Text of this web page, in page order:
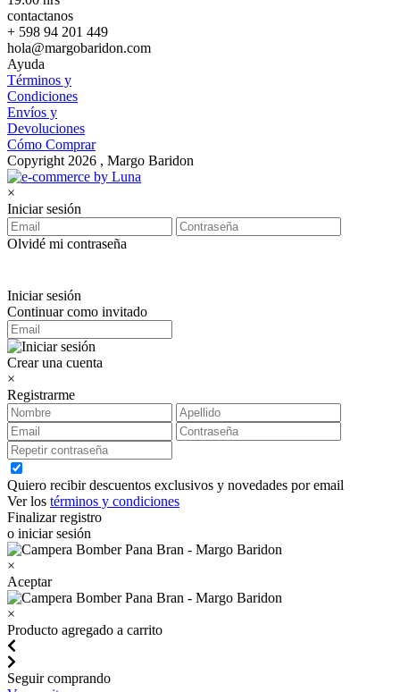
contactanos
+ 598 94 201 449
hola@margobaridon.com
Ayuda
Términos y
Condiciones
Envíos y
Devoluciones
Cómo Comprar
Copyright 2026 , Margo Baridon
×
Iniciar sesión
Olvidé mi contraseña
Iniciar sesión
Continuar como invitado
Crear una cuenta
×
Registrarme
Quiero recibir descuentos exclusivos y novedades por email
Ver los términos y condiciones
Finalizar registro
o iniciar sesión
×
Aceptar
×
Producto agregado a carrito
Seguir comprando